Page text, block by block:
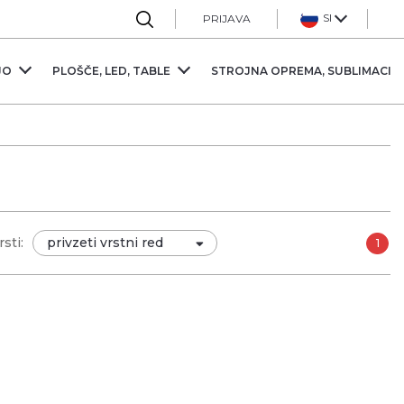
PRIJAVA Sl
PLOŠČE, LED, TABLE STROJNA OPREMA,
1